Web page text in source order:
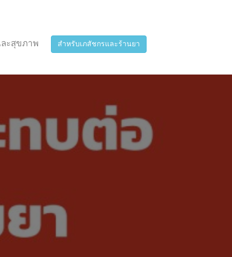
ะสุขภาพ สำหรับเภสัชกรและร้านยา